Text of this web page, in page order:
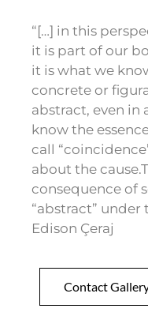
“[…] in this
it is part of our
it is what we
concrete or
abstract, even in
know the
call
about the
consequence of
“abstract” under
Edison Çeraj
Contact